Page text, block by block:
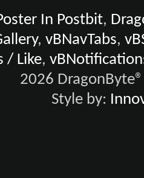
In Postbit,
,vBNavTabs,
/ Like,
2026
Style by: